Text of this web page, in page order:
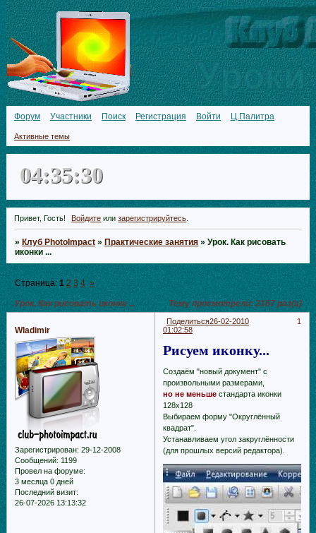
Форум Участники Поиск Регистрация Войти Ц.Палитра
Активные темы
04:35:32
Привет, Гость! Войдите илизарегистрируйтесь
»Клуб PhotoImpact »Практические занятия »Урок. Как рисовать
иконки ...
Урок. Как рисовать иконки ... Тему просмотрели:2167 раз(а)
Страница:1 2 3 4 »
Поделиться 1
26-02-2010
01:02:58
Wladimir
Зарегистрирован: 29-12-2008
Сообщений: 1199
Провел на форуме:
3 месяца 0 дней
Последний визит:
26-07-2026 13:13:32
Рисуем иконку...
Создаём "новый документ" с
произвольными размерами,
но не меньшестандарта иконки
128х128
Выбираем форму "Округлённый
квадрат".
Устанавливаем угол закруглённости
(для прошлых версий редактора).